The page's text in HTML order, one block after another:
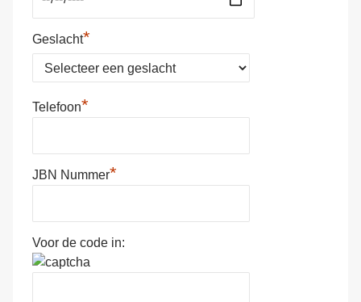
Geslacht*
Telefoon*
JBN Nummer*
Voor de code in: